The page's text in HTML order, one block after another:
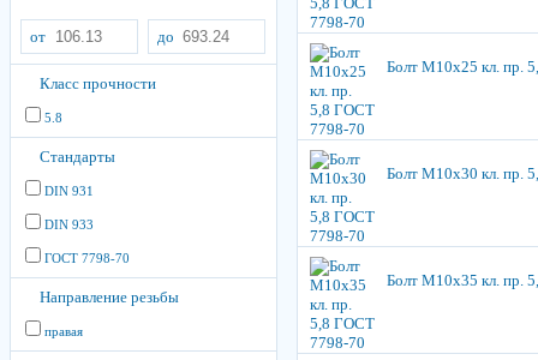
от до
Класс прочности
5.8
Стандарты
DIN 931
DIN 933
ГОСТ 7798-70
Направление резьбы
правая
Болт М10х25 кл. пр.
Болт М10х30 кл. пр.
Болт М10х35 кл. пр.